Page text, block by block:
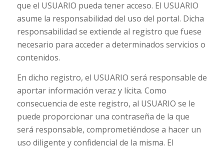
que el USUARIO pueda tener acceso. El USUARIO
asume la responsabilidad del uso del portal. Dicha
responsabilidad se extiende al registro que fuese
necesario para acceder a determinados servicios o
contenidos.
En dicho registro, el USUARIO será responsable de
aportar información veraz y lícita. Como
consecuencia de este registro, al USUARIO se le
puede proporcionar una contraseña de la que
será responsable, comprometiéndose a hacer un
uso diligente y confidencial de la misma. El